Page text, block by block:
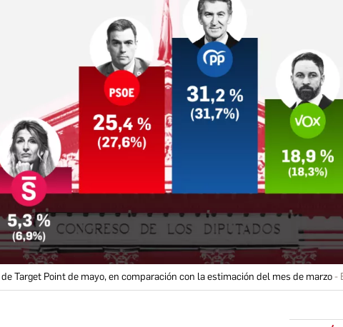
Target Point de mayo, en comparación con la estimación del mes de marzo